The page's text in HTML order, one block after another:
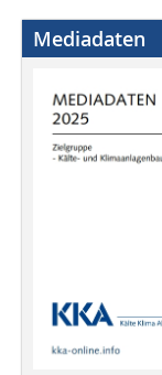
Mediadaten